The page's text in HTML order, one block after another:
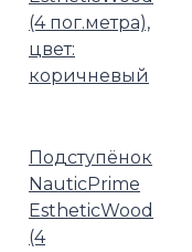
Подступёнок
NauticPrime
EstheticWood
(4